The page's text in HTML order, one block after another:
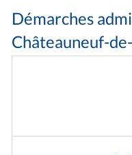
Démarches
Châteauneuf-